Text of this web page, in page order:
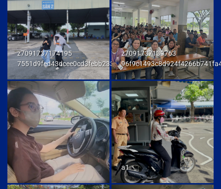
z7091737174195
7551d9fed43dcee0cd3febb233847292
z7091737139763
a1